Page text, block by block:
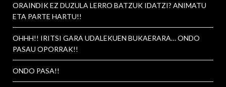
ORAINDIK EZ DUZULA LERRO BATZUK IDATZI? ANIMATU
ETA PARTE HARTU!!
OHHH!! IRITSI GARA UDALEKUEN BUKAERARA… ONDO
PASAU OPORRAK!!
ONDO PASA!!